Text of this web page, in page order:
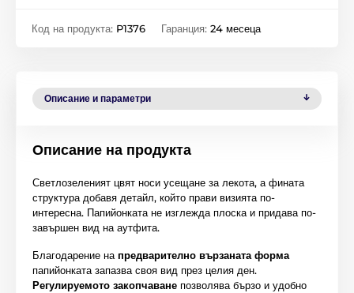
Код на продукта: P1376 Гаранция: 24 месеца
Описание и параметри
Описание на продукта
Светлозеленият цвят носи усещане за лекота, а фината
структура добавя детайл, който прави визията по-
интересна. Папийонката не изглежда плоска и придава по-
завършен вид на аутфита.
Благодарение на предварително вързаната форма
папийонката запазва своя вид през целия ден.
Регулируемото закопчаване позволява бързо и удобно